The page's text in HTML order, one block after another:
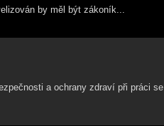
by měl být zákoník...
a ochrany zdraví při práci se